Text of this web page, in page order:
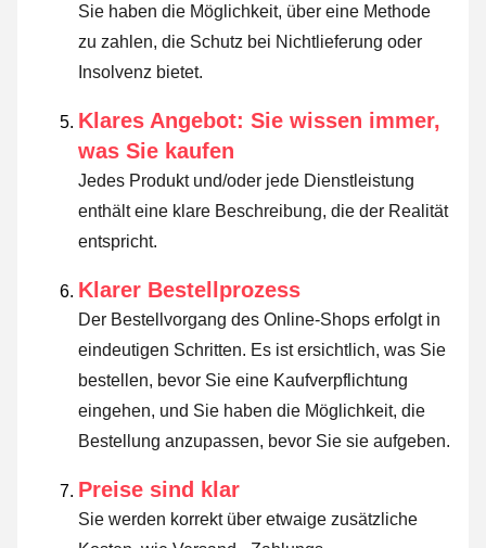
Sie haben die Möglichkeit, über eine Methode
zu zahlen, die Schutz bei Nichtlieferung oder
Insolvenz bietet.
Klares Angebot: Sie wissen immer,
was Sie kaufen
Jedes Produkt und/oder jede Dienstleistung
enthält eine klare Beschreibung, die der Realität
entspricht.
Klarer Bestellprozess
Der Bestellvorgang des Online-Shops erfolgt in
eindeutigen Schritten. Es ist ersichtlich, was Sie
bestellen, bevor Sie eine Kaufverpflichtung
eingehen, und Sie haben die Möglichkeit, die
Bestellung anzupassen, bevor Sie sie aufgeben.
Preise sind klar
Sie werden korrekt über etwaige zusätzliche